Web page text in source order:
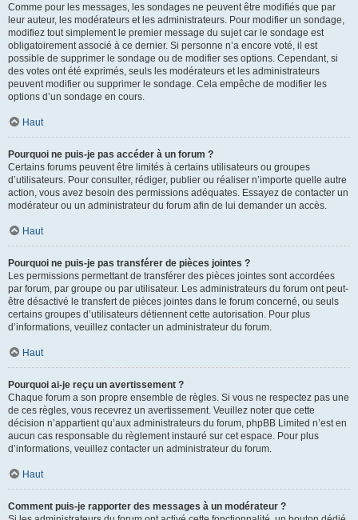
Comme pour les messages, les sondages ne peuvent être modifiés que par
leur auteur, les modérateurs et les administrateurs. Pour modifier un sondage,
modifiez tout simplement le premier message du sujet car le sondage est
obligatoirement associé à ce dernier. Si personne n’a encore voté, il est
possible de supprimer le sondage ou de modifier ses options. Cependant, si
des votes ont été exprimés, seuls les modérateurs et les administrateurs
peuvent modifier ou supprimer le sondage. Cela empêche de modifier les
options d’un sondage en cours.
Haut
Pourquoi ne puis-je pas accéder à un forum ?
Certains forums peuvent être limités à certains utilisateurs ou groupes
d’utilisateurs. Pour consulter, rédiger, publier ou réaliser n’importe quelle autre
action, vous avez besoin des permissions adéquates. Essayez de contacter un
modérateur ou un administrateur du forum afin de lui demander un accès.
Haut
Pourquoi ne puis-je pas transférer de pièces jointes ?
Les permissions permettant de transférer des pièces jointes sont accordées
par forum, par groupe ou par utilisateur. Les administrateurs du forum ont peut-
être désactivé le transfert de pièces jointes dans le forum concerné, ou seuls
certains groupes d’utilisateurs détiennent cette autorisation. Pour plus
d’informations, veuillez contacter un administrateur du forum.
Haut
Pourquoi ai-je reçu un avertissement ?
Chaque forum a son propre ensemble de règles. Si vous ne respectez pas une
de ces règles, vous recevrez un avertissement. Veuillez noter que cette
décision n’appartient qu’aux administrateurs du forum, phpBB Limited n’est en
aucun cas responsable du règlement instauré sur cet espace. Pour plus
d’informations, veuillez contacter un administrateur du forum.
Haut
Comment puis-je rapporter des messages à un modérateur ?